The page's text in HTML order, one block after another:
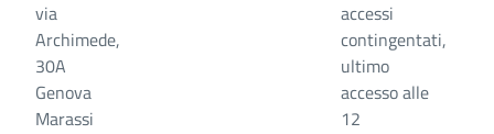
via
Archimede,
30A
Genova
Marassi
accessi
contingentati,
ultimo
accesso alle
12